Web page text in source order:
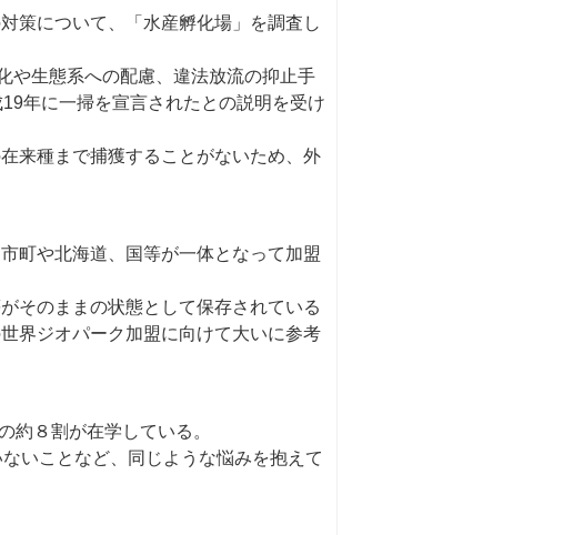
策について、「水産孵化場」を調査し
生態系への配慮、違法放流の抑止手
年に一掃を宣言されたとの説明を受け
来種まで捕獲することがないため、外
町や北海道、国等が一体となって加盟
そのままの状態として保存されている
界ジオパーク加盟に向けて大いに参考
８割が在学している。
いことなど、同じような悩みを抱えて